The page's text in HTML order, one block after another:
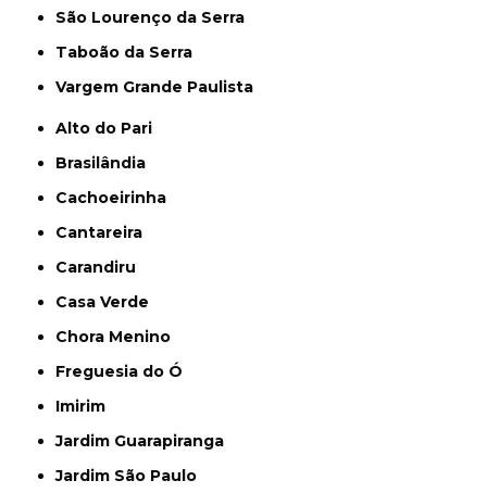
São Lourenço da Serra
Taboão da Serra
Vargem Grande Paulista
Alto do Pari
Brasilândia
Cachoeirinha
Cantareira
Carandiru
Casa Verde
Chora Menino
Freguesia do Ó
Imirim
Jardim Guarapiranga
Jardim São Paulo